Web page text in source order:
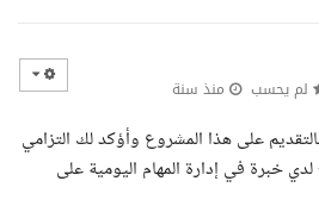
لم يحسب منذ سنة
على هذا المشروع وأؤكد لك التزامي
لدي خبرة في إدارة المهام اليومية على